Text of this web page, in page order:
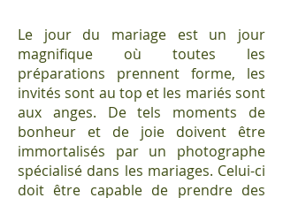
Le jour du mariage est un jour
magnifique où toutes les
préparations prennent forme, les
invités sont au top et les mariés sont
aux anges. De tels moments de
bonheur et de joie doivent être
immortalisés par un photographe
spécialisé dans les mariages. Celui-ci
doit être capable de prendre des